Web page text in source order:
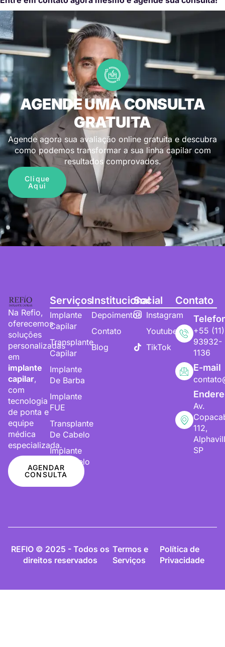
AGENDE UMA CONSULTA
GRATUITA
Agende agora sua avaliação online gratuita e descubra
como podemos transformar a sua linha capilar com
resultados comprovados.
Clique
Aqui
Na Refio,
oferecemos
soluções
personalizadas
em
implante
capilar,
com
tecnologia
de ponta e
equipe
médica
especializada.
AGENDAR
CONSULTA
Serviços
Implante
Capilar
Transplante
Capilar
Implante
De Barba
Implante
FUE
Transplante
De Cabelo
Implante
De Cabelo
Institucional
Depoimentos
Contato
Blog
Social
Instagram
Youtube
TikTok
Contato
+55 (11)
93932-
1136
E-mail
Av.
112,
SP
REFIO © 2025 - Todos os
direitos reservados
Termos e
Serviços
Política de
Privacidade